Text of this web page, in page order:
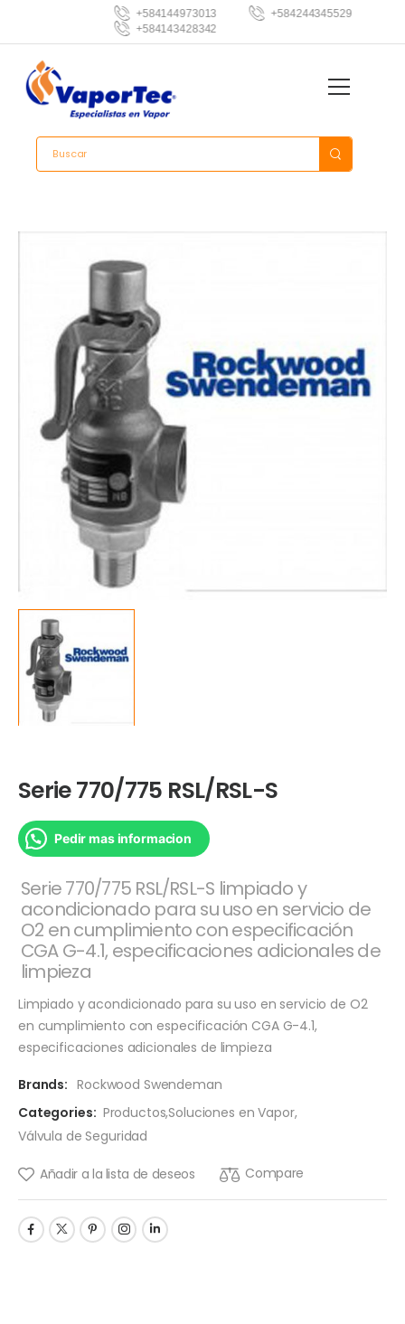
+584144973013
+584244345529
+584143428342
Serie 770/775 RSL/RSL-S
Pedir mas informacion
Serie 770/775 RSL/RSL-S limpiado y
acondicionado para su uso en servicio de
O2 en cumplimiento con especificación
CGA G-4.1, especificaciones adicionales de
limpieza
Limpiado y acondicionado para su uso en servicio de O2
en cumplimiento con especificación CGA G-4.1,
especificaciones adicionales de limpieza
Brands: Rockwood Swendeman
Categories: Productos,Soluciones en Vapor,
Válvula de Seguridad
Añadir a la lista de deseos Compare